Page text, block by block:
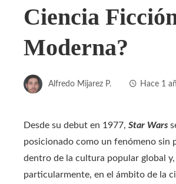
Ciencia
Moderna?
Alfredo Mijarez P. Hace 1
Desde su debut en 1977, Star Wars
posicionado como un fenómeno sin
dentro de la cultura popular global y,
particularmente, en el ámbito de la